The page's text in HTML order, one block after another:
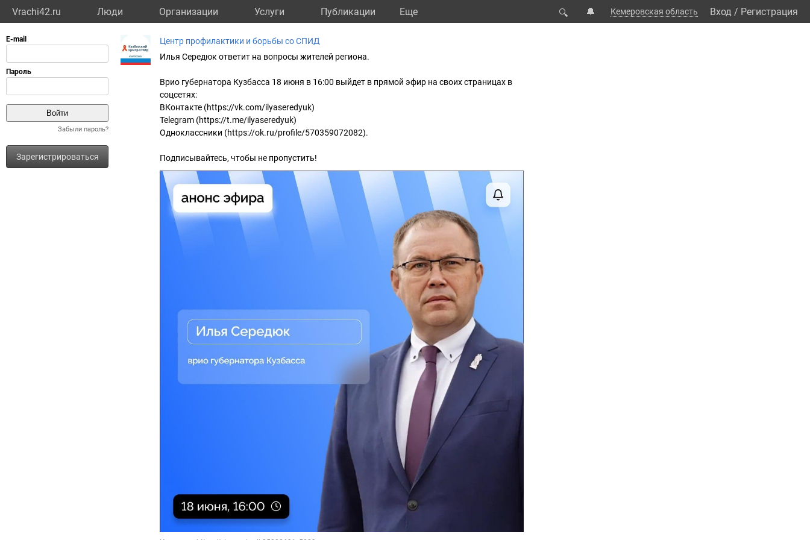
Vrachi42.ru Люди Организации Услуги Публикации Eще 🔍 🔔 Кемеровская область Вход / Регистрация
Забыли пароль?
Зарегистрироваться
Центр профилактики и борьбы со СПИД
Илья Середюк ответит на вопросы жителей региона.
Врио губернатора Кузбасса 18 июня в 16:00 выйдет в прямой эфир на своих страницах в
соцсетях:
ВКонтакте (https://vk.com/ilyaseredyuk)
Telegram (https://t.me/ilyaseredyuk)
Одноклассники (https://ok.ru/profile/570359072082).
Подписывайтесь, чтобы не пропустить!